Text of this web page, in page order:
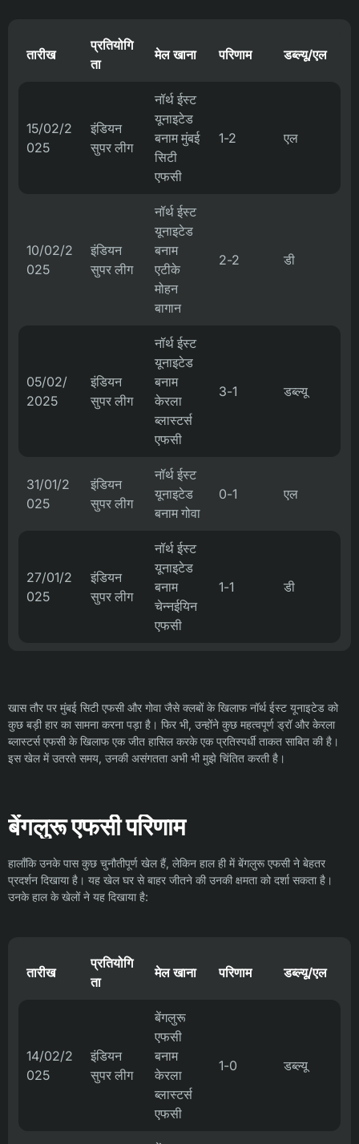
तारीख
प्रतियोगि
ता
मेल खाना परिणाम डब्ल्यू/एल
15/02/2
025
इंडियन
सुपर लीग
नॉर्थ ईस्ट
यूनाइटेड
बनाम मुंबई
सिटी
एफसी
1-2 एल
10/02/2
025
इंडियन
सुपर लीग
नॉर्थ ईस्ट
यूनाइटेड
बनाम
एटीके
मोहन
बागान
2-2 डी
05/02/
2025
इंडियन
सुपर लीग
नॉर्थ ईस्ट
यूनाइटेड
बनाम
केरला
ब्लास्टर्स
एफसी
3-1 डब्ल्यू
31/01/2
025
इंडियन
सुपर लीग
नॉर्थ ईस्ट
यूनाइटेड
बनाम गोवा
0-1 एल
27/01/2
025
इंडियन
सुपर लीग
नॉर्थ ईस्ट
यूनाइटेड
बनाम
चेन्नईयिन
एफसी
1-1 डी
खास तौर पर मुंबई सिटी एफसी और गोवा जैसे क्लबों के खिलाफ नॉर्थ ईस्ट यूनाइटेड को
कुछ बड़ी हार का सामना करना पड़ा है। फिर भी, उन्होंने कुछ महत्वपूर्ण ड्रॉ और केरला
ब्लास्टर्स एफसी के खिलाफ एक जीत हासिल करके एक प्रतिस्पर्धी ताकत साबित की है।
इस खेल में उतरते समय, उनकी असंगतता अभी भी मुझे चिंतित करती है।
बेंगलुरू एफसी परिणाम
हालाँकि उनके पास कुछ चुनौतीपूर्ण खेल हैं, लेकिन हाल ही में बेंगलुरू एफसी ने बेहतर
प्रदर्शन दिखाया है। यह खेल घर से बाहर जीतने की उनकी क्षमता को दर्शा सकता है।
उनके हाल के खेलों ने यह दिखाया है:
तारीख
प्रतियोगि
ता
मेल खाना परिणाम डब्ल्यू/एल
14/02/2
025
इंडियन
सुपर लीग
बेंगलुरू
एफसी
बनाम
केरला
ब्लास्टर्स
एफसी
1-0 डब्ल्यू